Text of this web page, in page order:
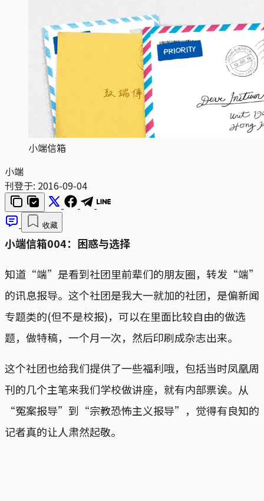
小端信箱
小端
刊登于: 2016-09-04
收藏
小端信箱004：困惑与选择
知道“端”是看到社团里前辈们的朋友圈，转发“端”
的讯息报导。这个社团是我大一就加的社团，是偏新闻
专题类的(但不是校报)，可以在里面比较自由的做选
题，做特稿，一个月一次，然后印刷成杂志出来。
这个社团也给我们提供了一些福利哦，包括当时凤凰周
刊的几个主笔来我们学校做讲座，就有内部票诶。从
“冤案报导”到“宗教恐怖主义报导”，觉得有良知的
记者真的让人肃然起敬。